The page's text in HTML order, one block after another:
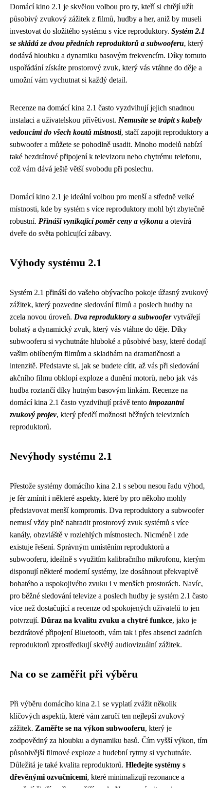
Domácí kino 2.1 je skvělou volbou pro ty, kteří si chtějí užít
působivý zvukový zážitek z filmů, hudby a her, aniž by museli
investovat do složitého systému s více reproduktory. Systém 2.1
se skládá ze dvou předních reproduktorů a subwooferu, který
dodává hloubku a dynamiku basovým frekvencím. Díky tomuto
uspořádání získáte prostorový zvuk, který vás vtáhne do děje a
umožní vám vychutnat si každý detail.
Recenze na domácí kina 2.1 často vyzdvihují jejich snadnou
instalaci a uživatelskou přívětivost. Nemusíte se trápit s kabely
vedoucími do všech koutů místnosti, stačí zapojit reproduktory a
subwoofer a můžete se pohodlně usadit. Mnoho modelů nabízí
také bezdrátové připojení k televizoru nebo chytrému telefonu,
což vám dává ještě větší svobodu při poslechu.
Domácí kino 2.1 je ideální volbou pro menší a středně velké
místnosti, kde by systém s více reproduktory mohl být zbytečně
robustní. Přináší vynikající poměr ceny a výkonu a otevírá
dveře do světa pohlcující zábavy.
Výhody systému 2.1
Systém 2.1 přináší do vašeho obývacího pokoje úžasný zvukový
zážitek, který pozvedne sledování filmů a poslech hudby na
zcela novou úroveň. Dva reproduktory a subwoofervytvářejí
bohatý a dynamický zvuk, který vás vtáhne do děje. Díky
subwooferu si vychutnáte hluboké a působivé basy, které dodají
vašim oblíbeným filmům a skladbám na dramatičnosti a
intenzitě. Představte si, jak se budete cítit, až vás při sledování
akčního filmu obklopí exploze a dunění motorů, nebo jak vás
hudba roztančí díky hutným basovým linkám. Recenze na
domácí kina 2.1 často vyzdvihují právě tento impozantní
zvukový projev, který předčí možnosti běžných televizních
reproduktorů.
Nevýhody systému 2.1
Přestože systémy domácího kina 2.1 s sebou nesou řadu výhod,
je fér zmínit i některé aspekty, které by pro někoho mohly
představovat menší kompromis. Dva reproduktory a subwoofer
nemusí vždy plně nahradit prostorový zvuk systémů s více
kanály, obzvláště v rozlehlých místnostech. Nicméně i zde
existuje řešení. Správným umístěním reproduktorů a
subwooferu, ideálně s využitím kalibračního mikrofonu, kterým
disponují některé moderní systémy, lze dosáhnout překvapivě
bohatého a uspokojivého zvuku i v menších prostorách. Navíc,
pro běžné sledování televize a poslech hudby je systém 2.1 často
více než dostačující a recenze od spokojených uživatelů to jen
potvrzují. Důraz na kvalitu zvuku a chytré funkce, jako je
bezdrátové připojení Bluetooth, vám tak i přes absenci zadních
reproduktorů zprostředkují skvělý audiovizuální zážitek.
Na co se zaměřit při výběru
Při výběru domácího kina 2.1 se vyplatí zvážit několik
klíčových aspektů, které vám zaručí ten nejlepší zvukový
zážitek. Zaměřte se na výkon subwooferu, který je
zodpovědný za hloubku a dynamiku basů. Čím vyšší výkon, tím
působivější filmové exploze a hudební rytmy si vychutnáte.
Důležitá je také kvalita reproduktorů. Hledejte systémy s
dřevěnými ozvučnicemi, které minimalizují rezonance a